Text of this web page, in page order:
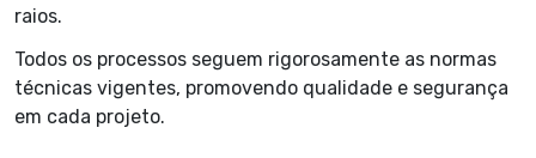
raios.
Todos os processos seguem rigorosamente as normas
técnicas vigentes, promovendo qualidade e segurança
em cada projeto.